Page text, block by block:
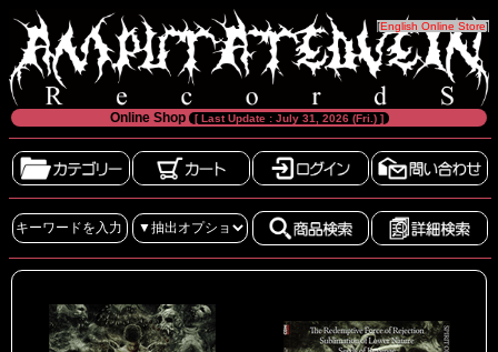
[English Online Store]
Online Shop [ Last Update : July 31, 2026 (Fri.) ]